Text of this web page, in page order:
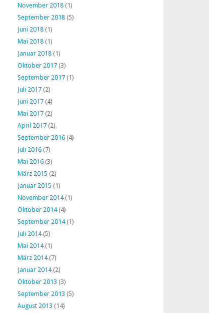
November 2018 (1)
September 2018 (5)
Juni 2018 (1)
Mai 2018 (1)
Januar 2018 (1)
Oktober 2017 (3)
September 2017 (1)
Juli 2017 (2)
Juni 2017 (4)
Mai 2017 (2)
April 2017 (2)
September 2016 (4)
Juli 2016 (7)
Mai 2016 (3)
März 2015 (2)
Januar 2015 (1)
November 2014(1)
Oktober 2014(4)
September 2014(1)
Juli 2014(5)
Mai 2014(1)
März 2014(7)
Januar 2014(2)
Oktober 2013 (3)
September 2013 (5)
August 2013 (14)